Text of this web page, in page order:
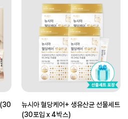
(30
뉴시아 혈당케어+ 생유산균 선물세트
(30포입 x 4박스)